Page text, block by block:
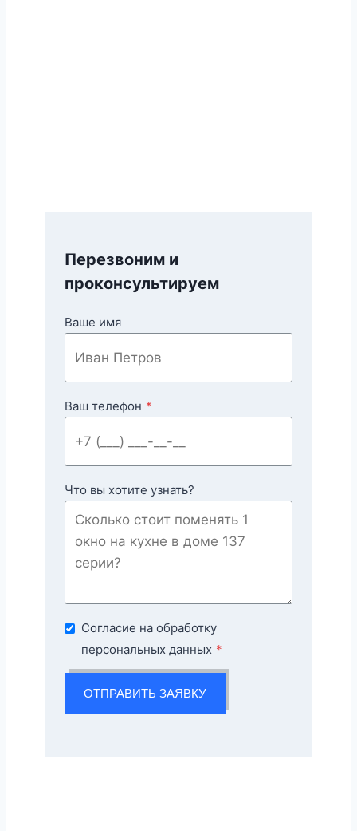
Перезвоним и
проконсультируем
Ваше имя
Ваш телефон *
Что вы хотите узнать?
Согласие на обработку
персональных данных *
ОТПРАВИТЬ ЗАЯВКУ